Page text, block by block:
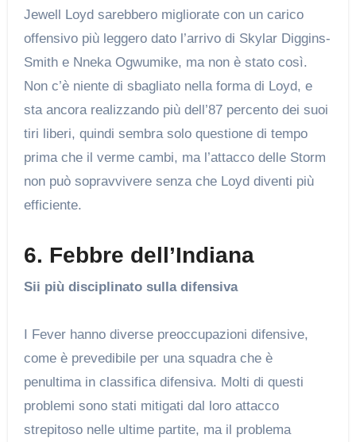
Jewell Loyd sarebbero migliorate con un carico
offensivo più leggero dato l’arrivo di Skylar Diggins-
Smith e Nneka Ogwumike, ma non è stato così.
Non c’è niente di sbagliato nella forma di Loyd, e
sta ancora realizzando più dell’87 percento dei suoi
tiri liberi, quindi sembra solo questione di tempo
prima che il verme cambi, ma l’attacco delle Storm
non può sopravvivere senza che Loyd diventi più
efficiente.
6. Febbre dell’Indiana
Sii più disciplinato sulla difensiva
I Fever hanno diverse preoccupazioni difensive,
come è prevedibile per una squadra che è
penultima in classifica difensiva. Molti di questi
problemi sono stati mitigati dal loro attacco
strepitoso nelle ultime partite, ma il problema